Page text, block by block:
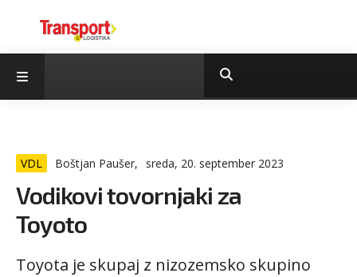
VDL Boštjan Paušer, sreda, 20. september 2023
Vodikovi tovornjaki za
Toyoto
Toyota je skupaj z nizozemsko skupino